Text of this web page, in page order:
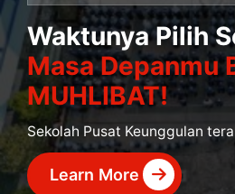
Waktunya Pilih
Masa Depanmu
MUHLIBAT!
Learn More